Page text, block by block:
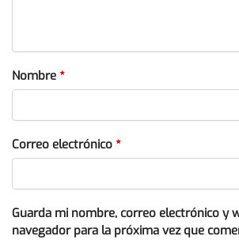
Nombre *
Correo electrónico *
Guarda mi nombre, correo electrónico y
navegador para la próxima vez que